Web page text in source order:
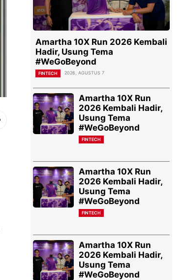
Amartha 10X Run 2026 Kembali
Hadir, Usung Tema
#WeGoBeyond
FINTECH 2026, AGUSTUS 7
Amartha 10X Run
2026 Kembali Hadir,
Usung Tema
#WeGoBeyond
FINTECH
Amartha 10X Run
2026 Kembali Hadir,
Usung Tema
#WeGoBeyond
FINTECH
Amartha 10X Run
2026 Kembali Hadir,
Usung Tema
#WeGoBeyond